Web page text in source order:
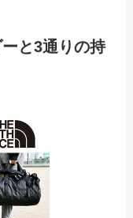
と3通りの持